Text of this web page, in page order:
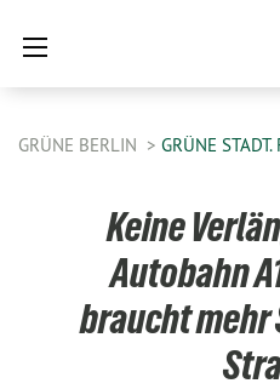
GRÜNE BERLIN GRÜNE
Keine
Autobahn
braucht